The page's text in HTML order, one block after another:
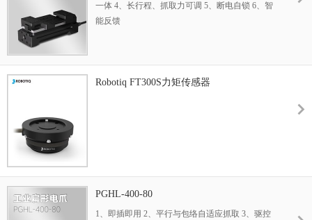
一体 4、长行程、抓取力可调 5、断电自锁 6、智
能反馈
Robotiq FT300S力矩传感器
PGHL-400-80
1、即插即用 2、平行与包络自适应抓取 3、驱控